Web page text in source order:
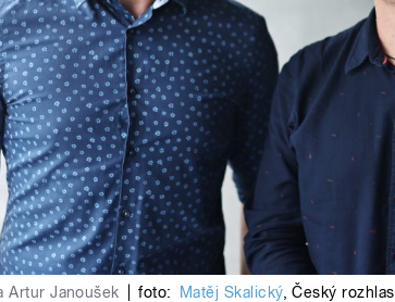
Artur Janoušek foto: Matěj Skalický,Český rozhlas